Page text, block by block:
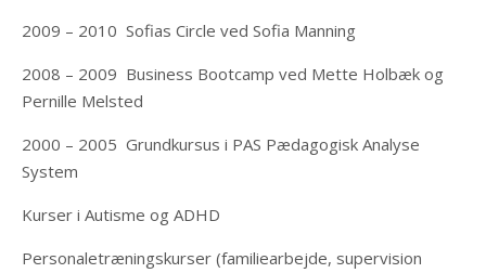
2009 – 2010 Sofias Circle ved Sofia Manning
2008 – 2009 Business Bootcamp ved Mette Holbæk og
Pernille Melsted
2000 – 2005 Grundkursus i PAS Pædagogisk Analyse
System
Kurser i Autisme og ADHD
Personaletræningskurser (familiearbejde, supervision